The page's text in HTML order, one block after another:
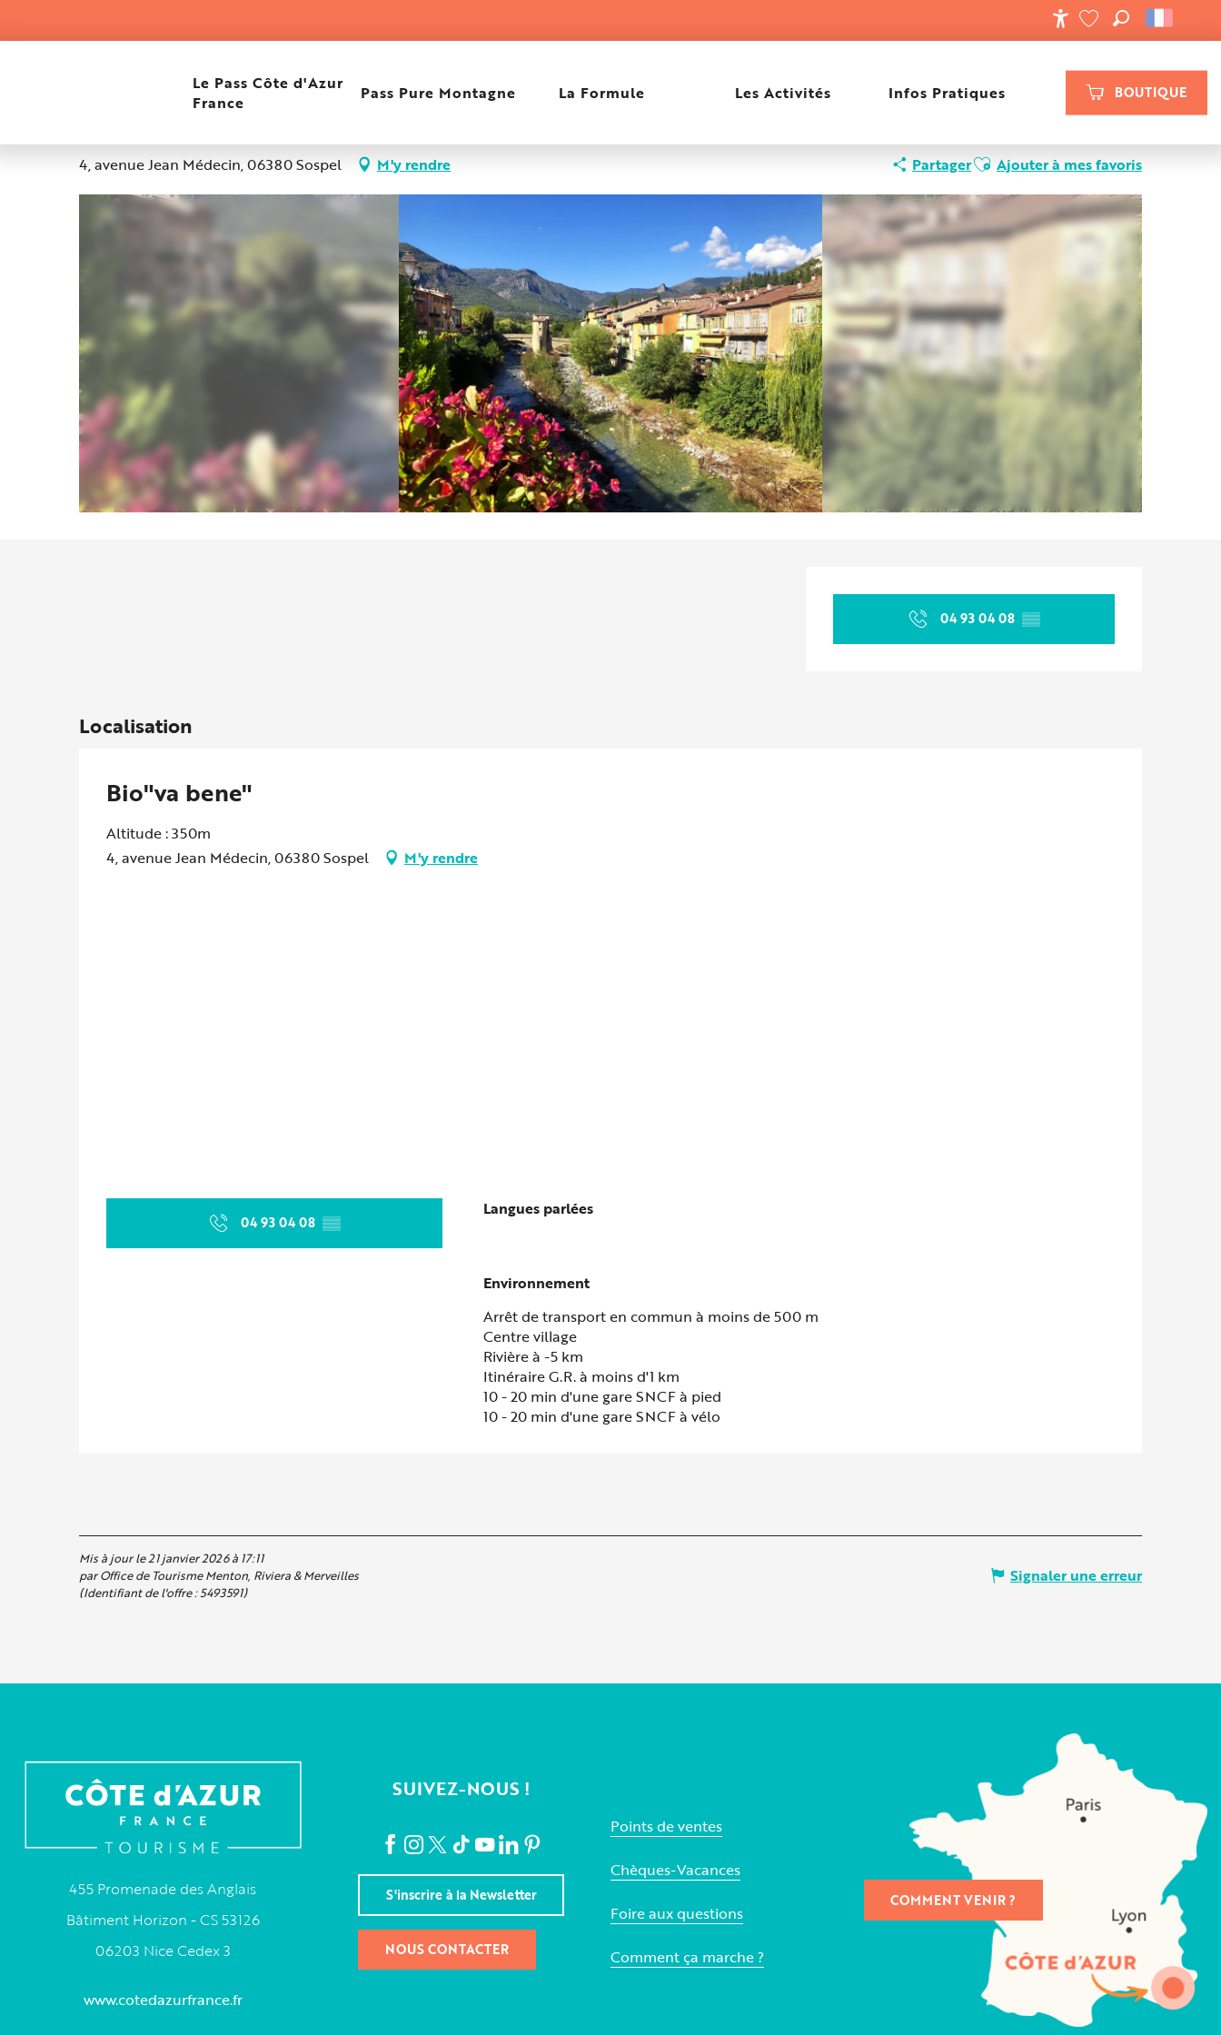
BOUTIQUE
VOIR LES FAVORIS
RECHERCHE
Le Pass Côte d'Azur
France
Pass Pure Montagne La Formule Les Activités Infos Pratiques
Bio"va bene"
4, avenue Jean Médecin, 06380 Sospel
M'y rendre PartagerAjouter aux favoris
Ajouter à mes favoris
Ouverture et coordonnées
04 93 04 08 ▒▒
Localisation
Bio"va bene"
Altitude : 350m
4, avenue Jean Médecin, 06380 Sospel
M'y rendre
04 93 04 08 ▒▒
Langues parlées
Langues parlées
Environnement
Environnement
Arrêt de transport en commun à moins de 500 m
Centre village
Rivière à -5 km
Itinéraire G.R. à moins d'1 km
10 - 20 min d'une gare SNCF à pied
10 - 20 min d'une gare SNCF à vélo
Mis à jour le 21 janvier 2026 à 17:11
par Office de Tourisme Menton, Riviera & Merveilles
(Identifiant de l'offre :5493591)
Signaler une erreur
455 Promenade des Anglais
Bâtiment Horizon - CS 53126
06203 Nice Cedex 3
www.cotedazurfrance.fr
SUIVEZ-NOUS !
S'inscrire à la Newsletter
NOUS CONTACTER
Points de ventes
Chèques-Vacances
Foire aux questions
Comment ça marche ?
COMMENT VENIR ?